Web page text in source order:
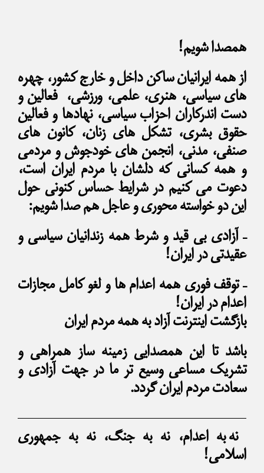
همصدا شویم!
از همه ایرانیان ساکن داخل و خارج کشور، چهره
های سیاسی، هنری، علمی، ورزشی، فعالین و
دست اندرکاران احزاب سیاسی، نهادها و فعالین
حقوق بشری، تشکل های زنان، کانون های
صنفی، مدنی، انجمن های خودجوش و مردمی
و همه کسانی که دلشان با مردم ایران است،
دعوت می کنیم در شرایط حساس کنونی حول
این دو خواسته محوری و عاجل هم صدا شویم:
– آزادی بی قید و شرط همه زندانیان سیاسی و
عقیدتی در ایران!
– توقف فوری همه اعدام ها و لغو کامل مجازات
اعدام در ایران!
بازگشت اینترنت آزاد به همه مردم ایران
باشد تا این همصدایی زمینه ساز همراهی و
تشریک مساعی وسیع تر ما در جهت آزادی و
سعادت مردم ایران گردد.
نه به اعدام، نه به جنگ، نه به جمهوری
اسلامی!